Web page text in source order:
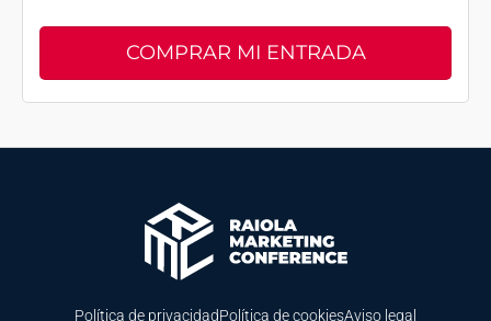
COMPRAR MI ENTRADA
Política de privacidadPolítica de cookiesAviso legal